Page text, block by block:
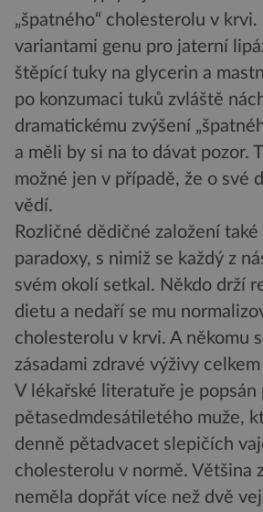
„špatného“ cholesterolu v
variantami genu pro jaterní
štěpící tuky na glycerin a
po konzumaci tuků zvláště
dramatickému zvýšení
a měli by si na to dávat pozor.
možné jen v případě, že o své
vědí.
Rozličné dědičné založení
paradoxy, s nimiž se každý z
svém okolí setkal. Někdo drží
dietu a nedaří se mu
cholesterolu v krvi. A někomu
zásadami zdravé výživy
V lékařské literatuře je popsán
pětasedmdesátiletého muže,
denně pětadvacet slepičích
cholesterolu v normě. Většina
neměla dopřát více než dvě